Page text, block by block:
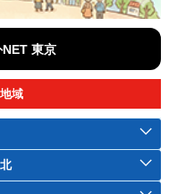
東京
域